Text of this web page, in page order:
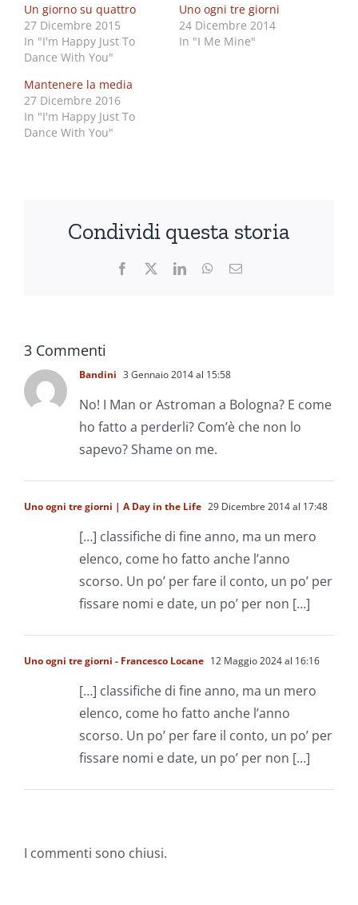
Un giorno su quattro
27 Dicembre 2015
In "I'm Happy Just To
Dance With You"
Uno ogni tre giorni
24 Dicembre 2014
In "I Me Mine"
Mantenere la media
27 Dicembre 2016
In "I'm Happy Just To
Dance With You"
Condividi questa storia
Facebook LinkedInWhatsApp
Email
3 Commenti
Bandini 3 Gennaio 2014 al 15:58
No! I Man or Astroman a Bologna? E come
ho fatto a perderli? Com’è che non lo
sapevo? Shame on me.
Uno ogni tre giorni | A Day in the Life 29 Dicembre 2014 al 17:48
[…] classifiche di fine anno, ma un mero
elenco, come ho fatto anche l’anno
scorso. Un po’ per fare il conto, un po’ per
fissare nomi e date, un po’ per non […]
Uno ogni tre giorni - Francesco Locane 12 Maggio 2024 al 16:16
[…] classifiche di fine anno, ma un mero
elenco, come ho fatto anche l’anno
scorso. Un po’ per fare il conto, un po’ per
fissare nomi e date, un po’ per non […]
I commenti sono chiusi.